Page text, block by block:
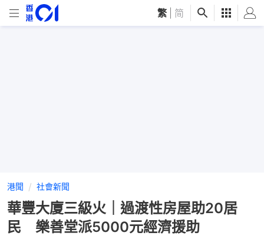
繁 简
港聞 社會新聞
華豐大廈三級火｜過渡性房屋助20居
民 樂善堂派5000元經濟援助